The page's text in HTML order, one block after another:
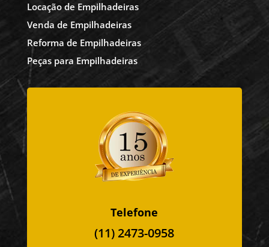
Locação de Empilhadeiras
Venda de Empilhadeiras
Reforma de Empilhadeiras
Peças para Empilhadeiras
Telefone
(11) 2473-0958